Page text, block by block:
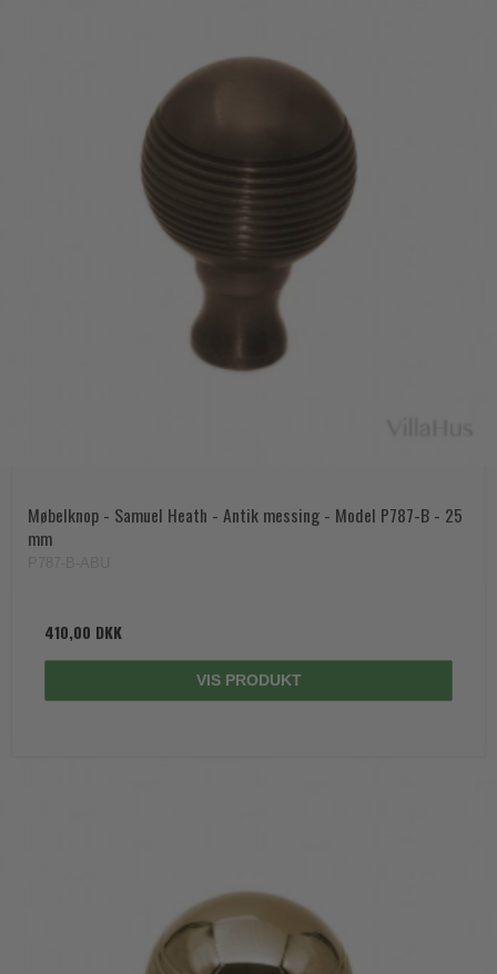
Møbelknop - Samuel Heath - Antik messing - Model P787-B - 25
mm
410,00 DKK
VIS PRODUKT